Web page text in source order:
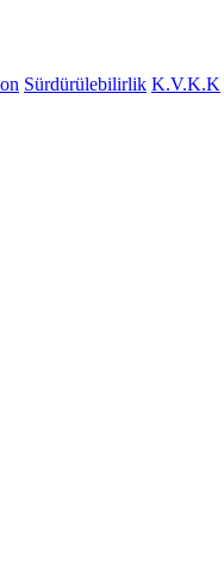
Sürdürülebilirlik K.V.K.K